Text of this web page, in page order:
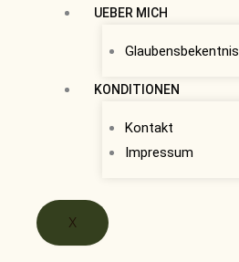
UEBER MICH
Glaubensbekentnis
KONDITIONEN
Kontakt
Impressum
X